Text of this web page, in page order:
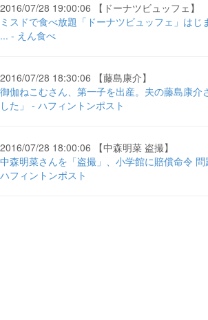
2016/07/28 19:00:06 【ドーナツビュッフェ】
ミスドで食べ放題「ドーナツビュッフェ」はじ
... - えん食べ
2016/07/28 18:30:06 【藤島康介】
御伽ねこむさん、第一子を出産。夫の藤島康介
した」 - ハフィントンポスト
2016/07/28 18:00:06 【中森明菜 盗撮】
中森明菜さんを「盗撮」、小学館に賠償命令
ハフィントンポスト